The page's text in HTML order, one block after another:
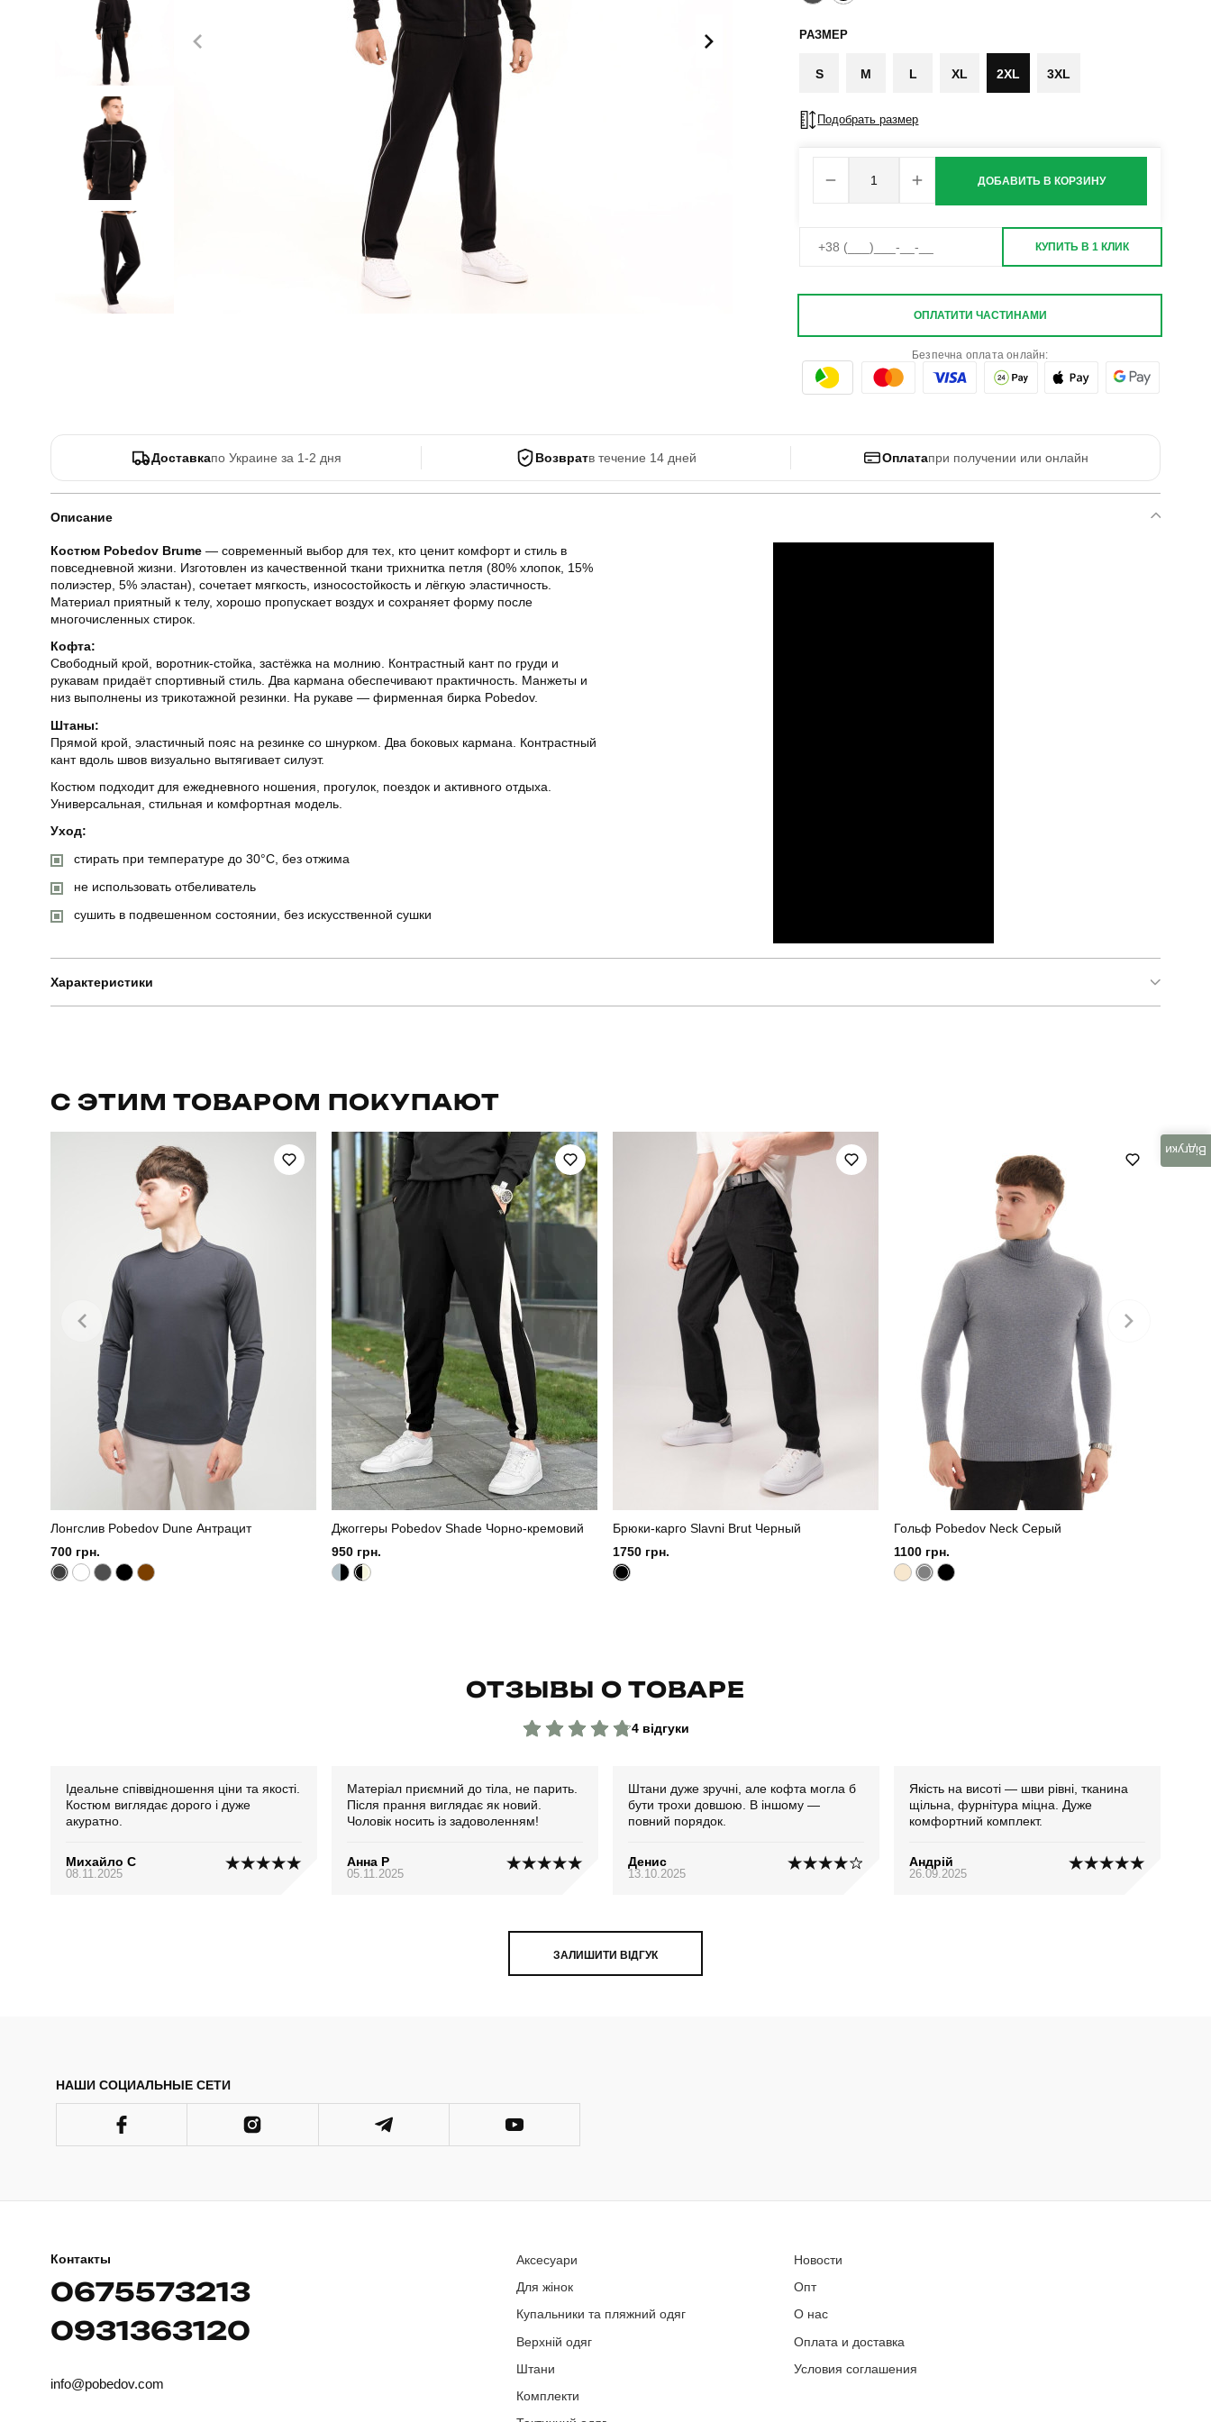
Літні комплекти
Комбінезони
Спортивні
костюми
Кежуал
РАЗМЕР
S M L XL 2XL 3XL
Подобрать размер
ДОБАВИТЬ В КОРЗИНУ
КУПИТЬ В 1 КЛИК
ОПЛАТИТИ ЧАСТИНАМИ
Безпечна оплата онлайн:
Доставкапо Украине за 1-2 дня Возвратв течение 14 дней Оплатапри получении или онлайн
Описание
Костюм Pobedov Brume — современный выбор для тех, кто ценит комфорт и стиль в
повседневной жизни. Изготовлен из качественной ткани трихнитка петля (80% хлопок, 15%
полиэстер, 5% эластан), сочетает мягкость, износостойкость и лёгкую эластичность.
Материал приятный к телу, хорошо пропускает воздух и сохраняет форму после
многочисленных стирок.
Кофта:
Свободный крой, воротник-стойка, застёжка на молнию. Контрастный кант по груди и
рукавам придаёт спортивный стиль. Два кармана обеспечивают практичность. Манжеты и
низ выполнены из трикотажной резинки. На рукаве — фирменная бирка Pobedov.
Штаны:
Прямой крой, эластичный пояс на резинке со шнурком. Два боковых кармана. Контрастный
кант вдоль швов визуально вытягивает силуэт.
Костюм подходит для ежедневного ношения, прогулок, поездок и активного отдыха.
Универсальная, стильная и комфортная модель.
Уход:
стирать при температуре до 30°C, без отжима
не использовать отбеливатель
сушить в подвешенном состоянии, без искусственной сушки
Характеристики
Сезон
Країна - виробник україна
С ЭТИМ ТОВАРОМ ПОКУПАЮТ
Лонгслив Pobedov Dune Антрацит
700 грн.
Джоггеры Pobedov Shade Чорно-кремовий
950 грн.
Брюки-карго Slavni Brut Черный
1750 грн.
Гольф Pobedov Neck Серый
1100 грн.
ОТЗЫВЫ О ТОВАРЕ
Відгуки
4 відгуки
Ідеальне співвідношення ціни та якості.
Костюм виглядає дорого і дуже
акуратно.
Михайло С
08.11.2025
Матеріал приємний до тіла, не парить.
Після прання виглядає як новий.
Чоловік носить із задоволенням!
Анна Р
05.11.2025
Штани дуже зручні, але кофта могла б
бути трохи довшою. В іншому —
повний порядок.
Денис
13.10.2025
Якість на висоті — шви рівні, тканина
щільна, фурнітура міцна. Дуже
комфортний комплект.
Андрій
26.09.2025
ЗАЛИШИТИ ВІДГУК
НАШИ СОЦИАЛЬНЫЕ СЕТИ
Контакты
0675573213
0931363120
info@pobedov.com
Аксесуари
Для жінок
Купальники та пляжний одяг
Верхній одяг
Штани
Комплекти
Новости
Опт
О нас
Оплата и доставка
Условия соглашения